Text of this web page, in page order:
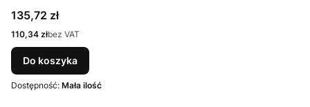
Cena
135,72 zł
Cena
110,34 złbez VAT
Do koszyka
Dostępność: Mała ilość